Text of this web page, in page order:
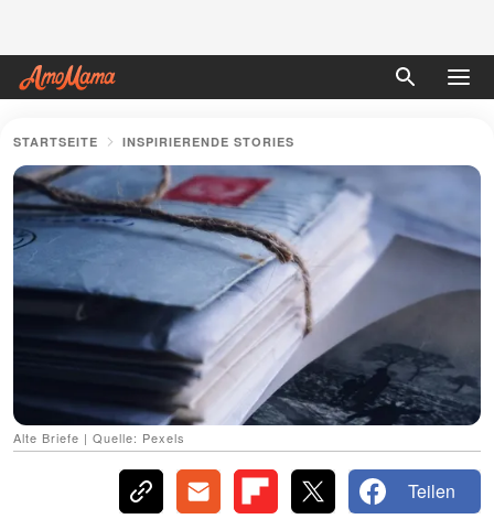
STARTSEITE INSPIRIERENDE STORIES
Alte Briefe | Quelle: Pexels
Teilen